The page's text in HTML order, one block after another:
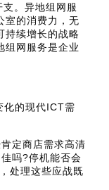
。异地组网服
室的消费力，无
持续增长的战略
组网服务是企业
化的现代ICT需
定商店需求高清
吗?停机能否会
处理这些应战既